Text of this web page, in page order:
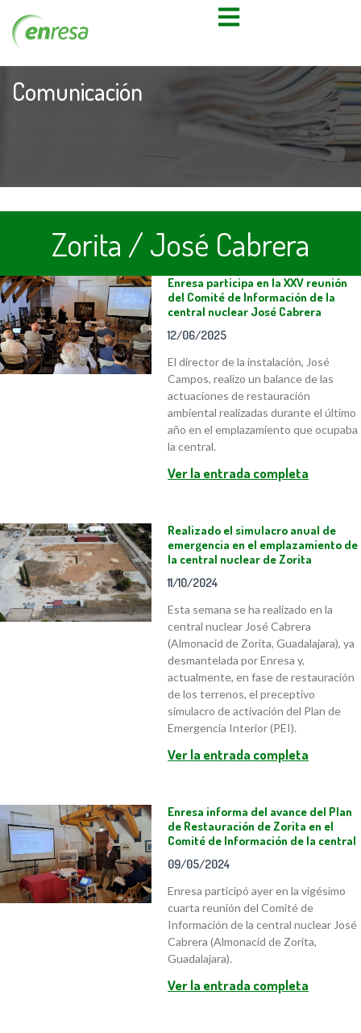
Comunicación
Zorita / José Cabrera
Enresa participa en la XXV reunión
del Comité de Información de la
central nuclear José Cabrera
12/06/2025
El director de la instalación, José
Campos, realizo un balance de las
actuaciones de restauración
ambiental realizadas durante el último
año en el emplazamiento que ocupaba
la central.
Ver la entrada completa
Realizado el simulacro anual de
emergencia en el emplazamiento de
la central nuclear de Zorita
11/10/2024
Esta semana se ha realizado en la
central nuclear José Cabrera
(Almonacid de Zorita, Guadalajara), ya
desmantelada por Enresa y,
actualmente, en fase de restauración
de los terrenos, el preceptivo
simulacro de activación del Plan de
Emergencia Interior (PEI).
Ver la entrada completa
Enresa informa del avance del Plan
de Restauración de Zorita en el
Comité de Información de la central
09/05/2024
Enresa participó ayer en la vigésimo
cuarta reunión del Comité de
Información de la central nuclear José
Cabrera (Almonacid de Zorita,
Guadalajara).
Ver la entrada completa